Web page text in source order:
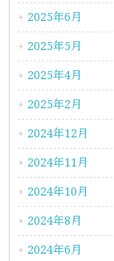
2025年6月
2025年5月
2025年4月
2025年2月
2024年12月
2024年11月
2024年10月
2024年8月
2024年6月